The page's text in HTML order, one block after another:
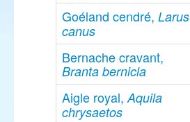
Goéland cendré, Larus
canus
Bernache cravant,
Branta bernicla
Aigle royal,Aquila
chrysaetos